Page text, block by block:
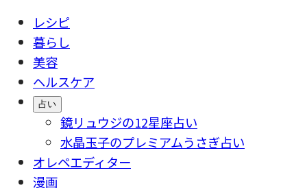
レシピ
暮らし
美容
ヘルスケア
占い
鏡リュウジの12星座占い
水晶玉子のプレミアムうさぎ占い
オレペエディター
漫画